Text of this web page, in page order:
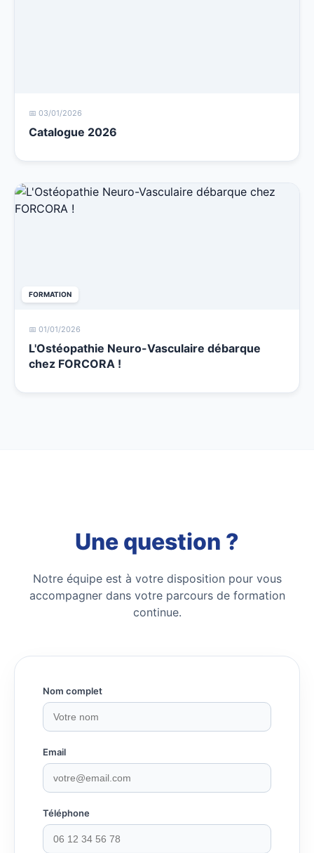
📅 03/01/2026
Catalogue 2026
FORMATION
📅 01/01/2026
L'Ostéopathie Neuro-Vasculaire débarque
chez FORCORA !
Une question ?
Notre équipe est à votre disposition pour vous
accompagner dans votre parcours de formation
continue.
Nom complet
Email
Téléphone